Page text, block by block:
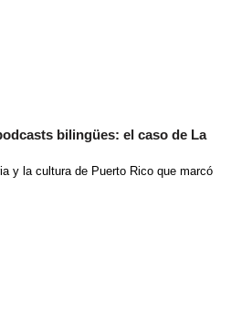
bilingües: el caso de La
y la cultura de Puerto Rico que marcó